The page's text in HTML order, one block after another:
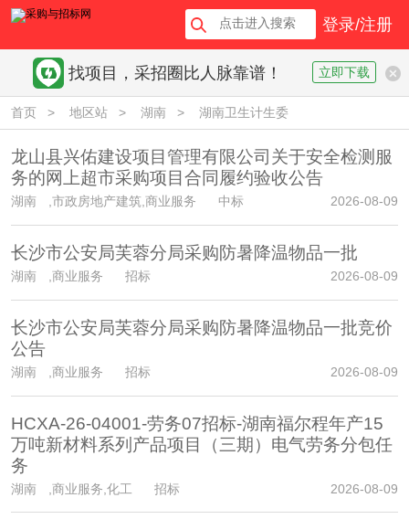
登录/注册
找项目，采招圈比人脉靠谱！ 立即下载
首页 > 地区站 > 湖南 > 湖南卫生计生委
龙山县兴佑建设项目管理有限公司关于安全检测服
务的网上超市采购项目合同履约验收公告
湖南 ,市政房地产建筑,商业服务 中标 2026-08-09
长沙市公安局芙蓉分局采购防暑降温物品一批
湖南 ,商业服务 招标 2026-08-09
长沙市公安局芙蓉分局采购防暑降温物品一批竞价
公告
湖南 ,商业服务 招标 2026-08-09
HCXA-26-04001-劳务07招标-湖南福尔程年产15
万吨新材料系列产品项目（三期）电气劳务分包任
务
湖南 ,商业服务,化工 招标 2026-08-09